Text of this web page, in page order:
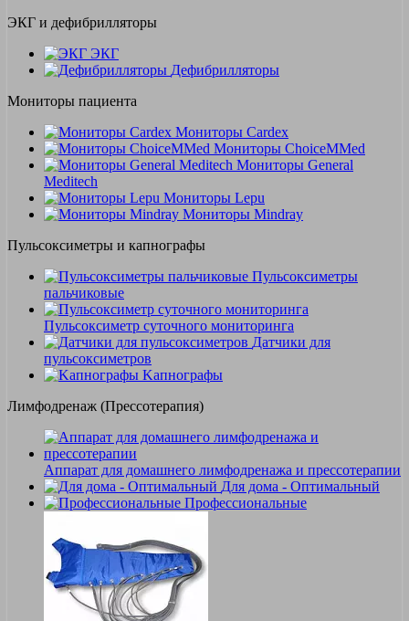
ЭКГ и дефибрилляторы
ЭКГ
Дефибрилляторы
Мониторы пациента
Мониторы Cardex
Мониторы ChoiceMMed
Мониторы General
Meditech
Мониторы Lepu
Мониторы Mindray
Пульсоксиметры и капнографы
Пульсоксиметры
пальчиковые
Пульсоксиметр суточного мониторинга
Датчики для
пульсоксиметров
Kапнографы
Лимфодренаж (Прессотерапия)
Аппарат для домашнего лимфодренажа и прессотерапии
Для дома - Оптимальный
Профессиональные